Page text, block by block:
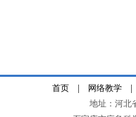
首页 网络教学
地址：河北